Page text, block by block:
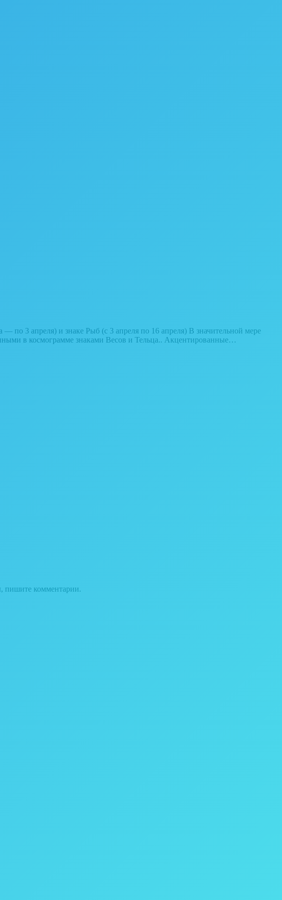
по 3 апреля) и знаке Рыб (с 3 апреля по 16 апреля) В значительной мере
в космограмме знаками Весов и Тельца.. Акцентированные…
пишите комментарии.